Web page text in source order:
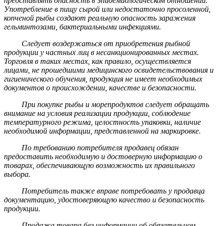
Употребление в пищу сырой или недостаточно просоленной,
копченой рыбы создают реальную опасность заражения
гельминтозами, бактериальными инфекциями.
Следует воздержаться от приобретения рыбной
продукции у частных лиц в несанкционированных местах.
Торговля в таких местах, как правило, осуществляется
лицами, не прошедшими медицинского освидетельствования и
гигиенического обучения, продукция не имеет необходимых
документов о происхождении, качестве и безопасности.
При покупке рыбы и морепродуктов следует обращать
внимание на условия реализации продукции, соблюдение
температурного режима, целостность упаковки, наличие
необходимой информации, представленной на маркировке.
По требованию потребителя продавец обязан
предоставить необходимую и достоверную информацию о
товарах, обеспечивающую возможность их правильного
выбора.
Потребитель также вправе потребовать у продавца
документацию, удостоверяющую качество и безопасность
продукции.